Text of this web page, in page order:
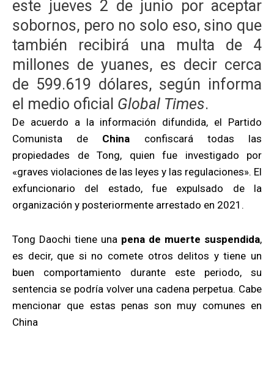
este jueves 2 de junio por aceptar
sobornos, pero no solo eso, sino que
también recibirá una multa de 4
millones de yuanes, es decir cerca
de 599.619 dólares, según informa
el medio oficial Global Times.
De acuerdo a la información difundida, el Partido
Comunista de China confiscará todas las
propiedades de Tong, quien fue investigado por
«graves violaciones de las leyes y las regulaciones». El
exfuncionario del estado, fue expulsado de la
organización y posteriormente arrestado en 2021.
Tong Daochi tiene una pena de muerte suspendida,
es decir, que si no comete otros delitos y tiene un
buen comportamiento durante este periodo, su
sentencia se podría volver una cadena perpetua. Cabe
mencionar que estas penas son muy comunes en
China